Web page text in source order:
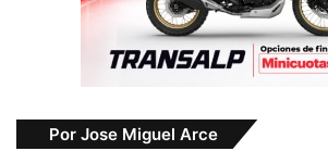
Por Jose Miguel Arce